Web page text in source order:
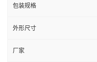
包装规格
外形尺寸
厂家